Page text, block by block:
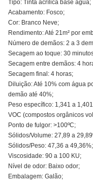
Tipo: Tinta acrílica base água;
Acabamento: Fosco;
Cor: Branco Neve;
Rendimento: Até 21m² por
Número de demãos: 2 a 3
Secagem ao toque: 30
Secagem entre demãos: 4
Secagem final: 4 horas;
Diluição: Até 10% com água
demão até 40%;
Peso específico: 1,341 a 1,401
VOC (compostos orgânicos
Ponto de fulgor: >100ºC;
Sólidos/Volume: 27,89 a
Sólidos/Peso: 47,36 a 49,36%;
Viscosidade: 90 a 100 KU;
Nível de odor: Baixo odor;
Embalagem: Galão;